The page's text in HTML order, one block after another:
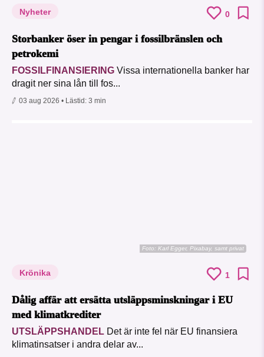
Nyheter 0
Storbanker öser in pengar i fossilbränslen och
petrokemi
FOSSILFINANSIERING Vissa internationella banker har
dragit ner sina lån till fos...
03 aug 2026 • Lästid: 3 min
Foto: Karl Egger, Pixabay, samt privat
Krönika 1
Dålig affär att ersätta utsläppsminskningar i EU
med klimatkrediter
UTSLÄPPSHANDEL Det är inte fel när EU finansiera
klimatinsatser i andra delar av...